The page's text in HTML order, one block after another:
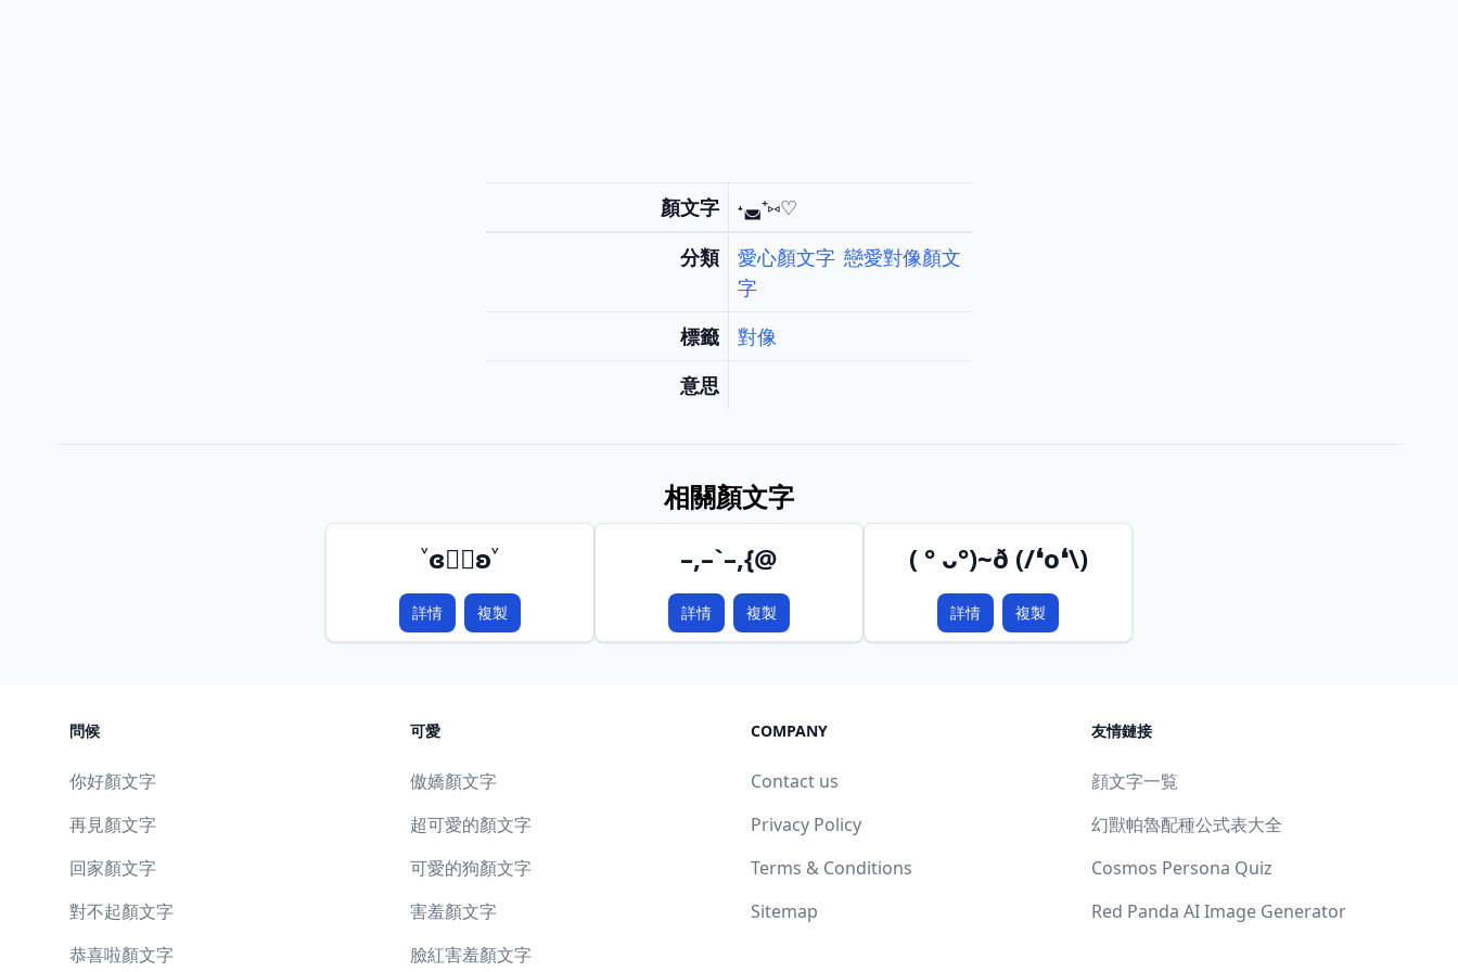
顏文字
˖◛⁺⑅♡
分類
愛心顏文字 戀愛對像顏文
字
標籤
對像
意思
相關顏文字
˅ɞ♡⃛ʚ˅
詳情 複製
–,–`–,{@
詳情 複製
( ° ᴗ°)~ð (/❛o❛\)
詳情 複製
問候
你好顏文字
再見顏文字
回家顏文字
對不起顏文字
恭喜啦顏文字
可愛
傲嬌顏文字
超可愛的顏文字
可愛的狗顏文字
害羞顏文字
臉紅害羞顏文字
COMPANY
Contact us
Privacy Policy
Terms & Conditions
Sitemap
友情鏈接
顔文字一覧
幻獸帕魯配種公式表大全
Cosmos Persona Quiz
Red Panda AI Image Generator